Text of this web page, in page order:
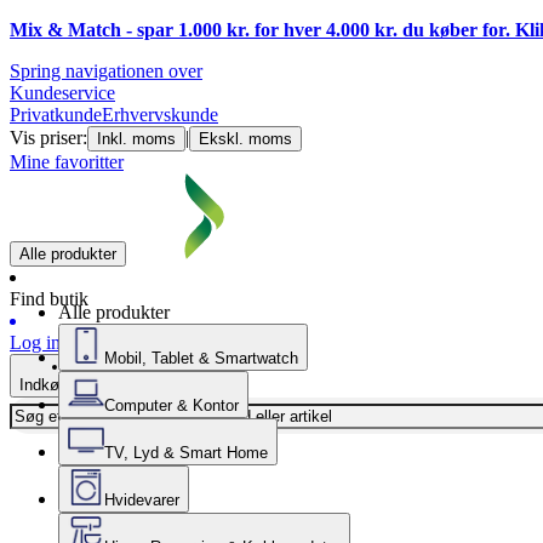
Mix & Match - spar 1.000 kr. for hver 4.000 kr. du køber for.
Spring navigationen over
Kundeservice
PrivatkundeErhvervskunde
Vis priser:
Inkl. moms | Ekskl. moms
Mine favoritter
Alle produkter
Find butik
Log ind
Indkøbskurv
Alle produkter
Mobil, Tablet & Smartwatch
Computer & Kontor
TV, Lyd & Smart Home
Hvidevarer